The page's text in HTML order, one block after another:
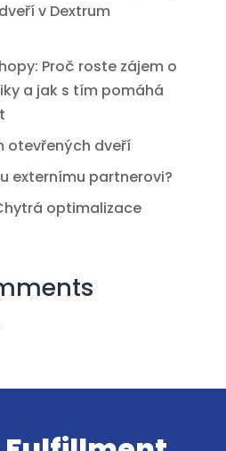
v Dextrum
Proč roste zájem o
a jak s tím pomáhá
otevřených dveří
externímu partnerovi?
optimalizace